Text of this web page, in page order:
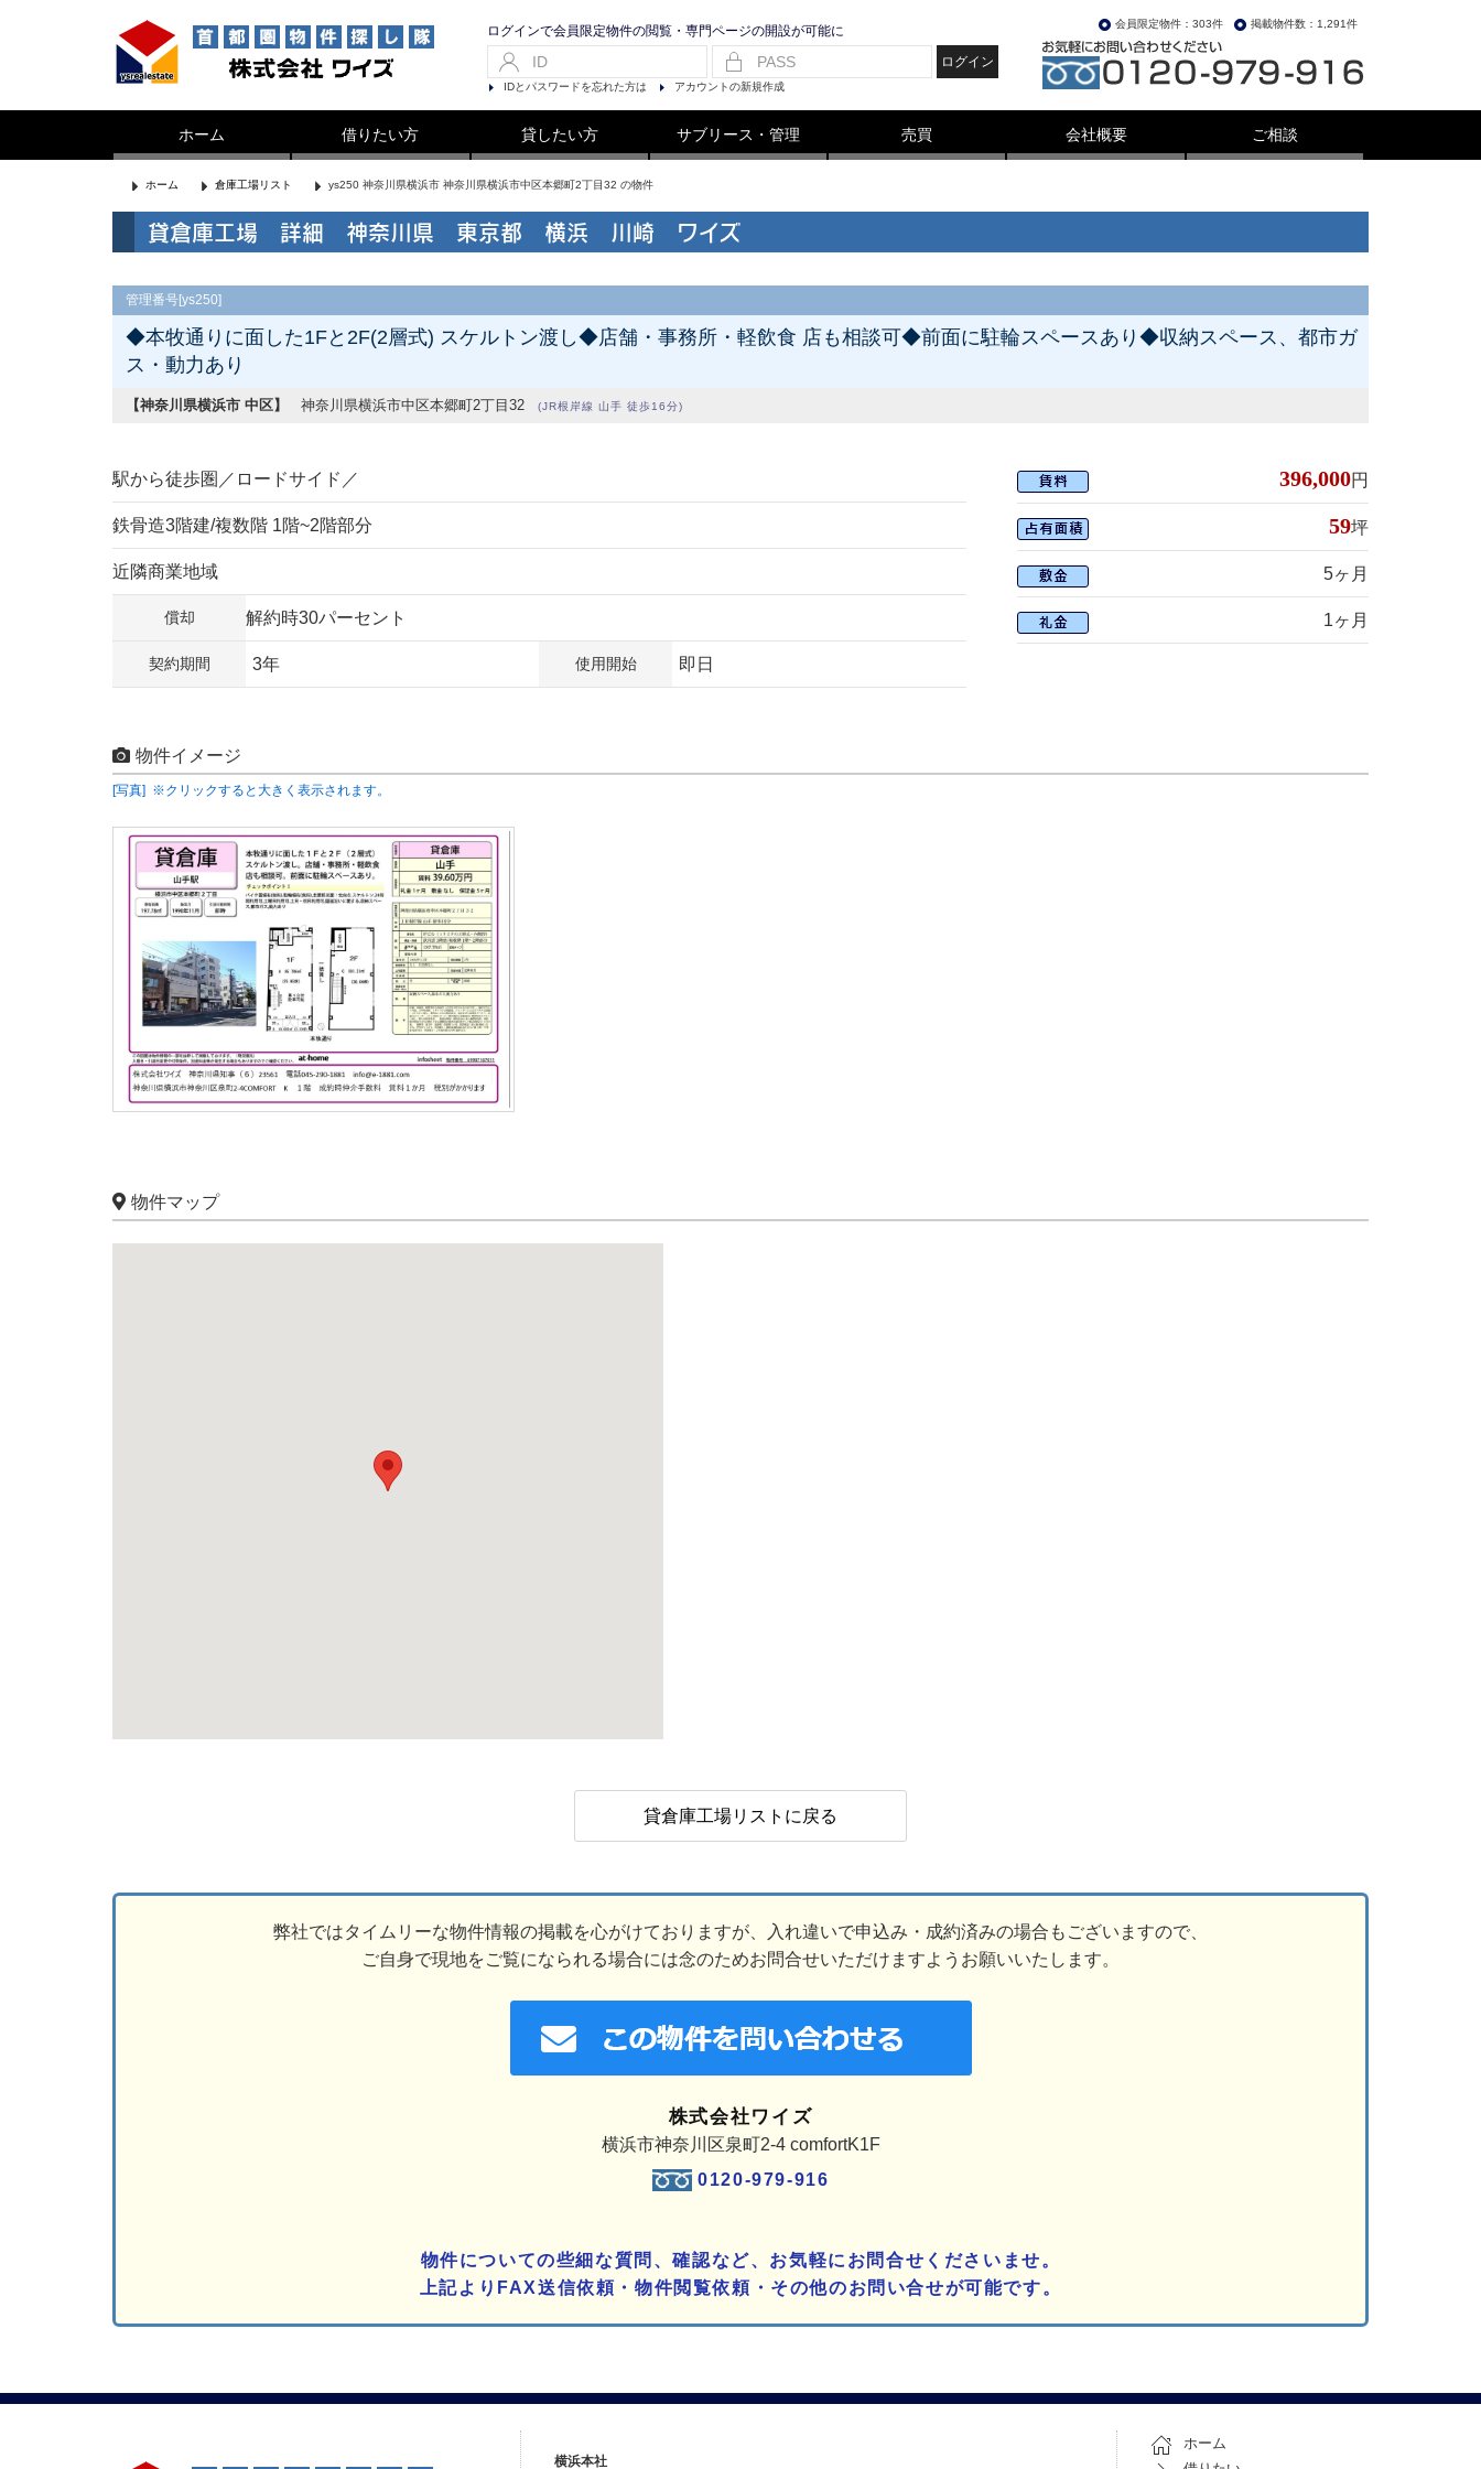
ログインで会員限定物件の閲覧・専門ページの開設が可能に
ログイン
IDとパスワードを忘れた方は アカウントの新規作成
掲載物件数：1,291件
会員限定物件：303件
ホーム 借りたい方 貸したい方 サブリース・管理 売買 会社概要 ご相談
ホーム 倉庫工場リスト ys250 神奈川県横浜市 神奈川県横浜市中区本郷町2丁目32 の物件
貸倉庫工場 詳細 神奈川県 東京都 横浜 川崎 ワイズ
管理番号[ys250]
◆本牧通りに面した1Fと2F(2層式) スケルトン渡し◆店舗・事務所・軽飲食 店も相談可◆前面に駐輪スペースあり◆収納スペース、都市ガ
ス・動力あり
【神奈川県横浜市 中区】 神奈川県横浜市中区本郷町2丁目32 (JR根岸線 山手 徒歩16分)
駅から徒歩圏／ロードサイド／
鉄骨造3階建/複数階 1階~2階部分
近隣商業地域
償却 解約時30パーセント
契約期間 3年 使用開始 即日
396,000円
59坪
5ヶ月
1ヶ月
物件イメージ
[写真] ※クリックすると大きく表示されます。
物件マップ
貸倉庫工場リストに戻る
弊社ではタイムリーな物件情報の掲載を心がけておりますが、入れ違いで申込み・成約済みの場合もございますので、
ご自身で現地をご覧になられる場合には念のためお問合せいただけますようお願いいたします。
株式会社ワイズ
横浜市神奈川区泉町2-4 comfortK1F
0120-979-916
物件についての些細な質問、確認など、お気軽にお問合せくださいませ。
上記よりFAX送信依頼・物件閲覧依頼・その他のお問い合せが可能です。
横浜本社
ホーム